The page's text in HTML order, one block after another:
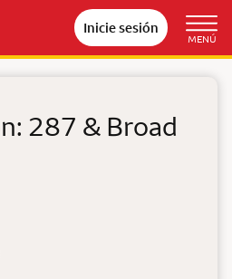
Inicie sesión
MENÚ
287 & Broad